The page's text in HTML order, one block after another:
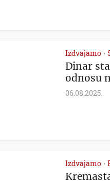
Izdvajamo •
Dinar
odnosu
06.08.2025.
Izdvajamo •